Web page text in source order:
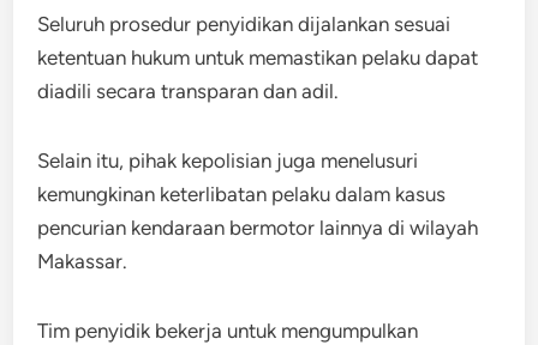
Seluruh prosedur penyidikan dijalankan sesuai
ketentuan hukum untuk memastikan pelaku dapat
diadili secara transparan dan adil.
Selain itu, pihak kepolisian juga menelusuri
kemungkinan keterlibatan pelaku dalam kasus
pencurian kendaraan bermotor lainnya di wilayah
Makassar.
Tim penyidik bekerja untuk mengumpulkan